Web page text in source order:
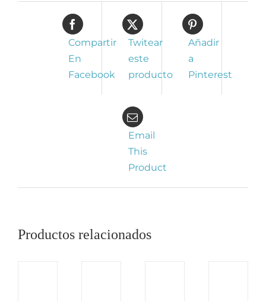
Compartir
En
Facebook
Twitear
este
producto
Añadir
a
Pinterest
Email
This
Product
Productos relacionados